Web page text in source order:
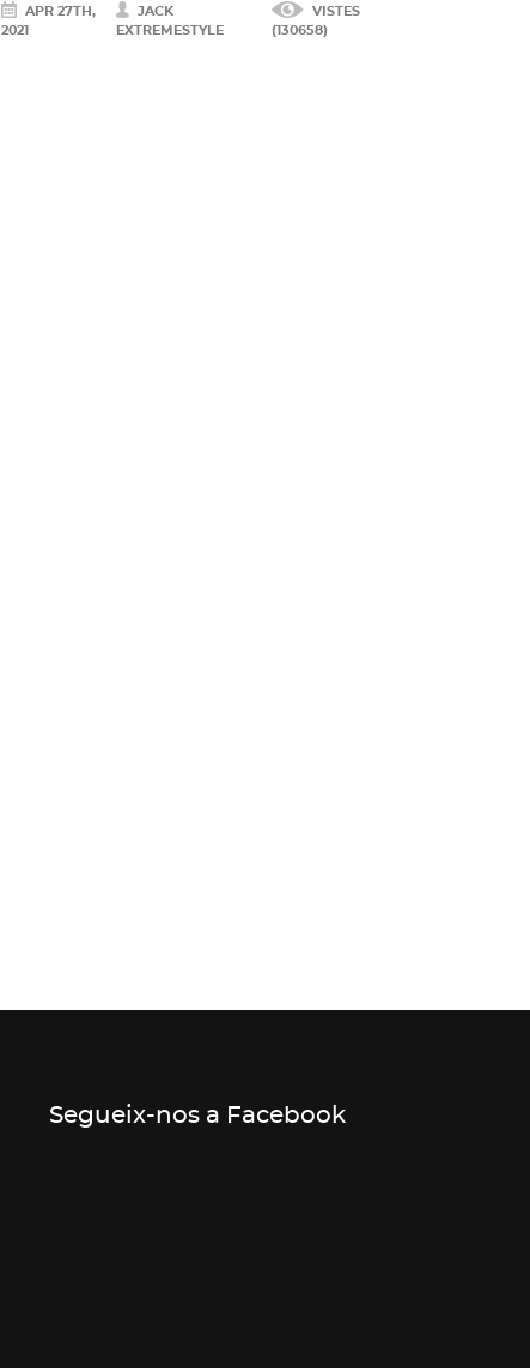
APR 27TH,
2021
JACK
EXTREMESTYLE
VISTES
(130658)
Segueix-nos a Facebook